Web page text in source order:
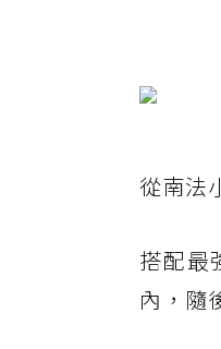
從南法
搭配最
內，隨